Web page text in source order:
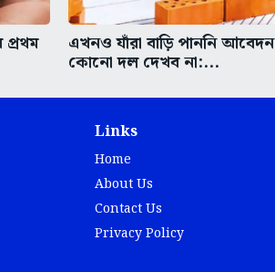
এখনও যাঁরা বাড়ি পাননি
কোনো দল দেখব না:...
Links
Home
About Us
Contact Us
Privacy Policy